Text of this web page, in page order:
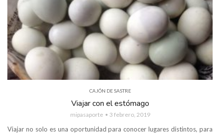
CAJÓN DE SASTRE
Viajar con el estómago
mipasaporte 3 febrero, 2019
Viajar no solo es una oportunidad para conocer lugares distintos, para